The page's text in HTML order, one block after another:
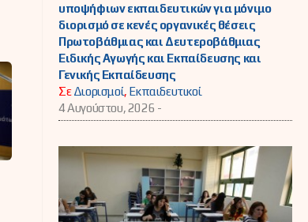
υποψήφιων εκπαιδευτικών για μόνιμο
διορισμό σε κενές οργανικές θέσεις
Πρωτοβάθμιας και Δευτεροβάθμιας
Ειδικής Αγωγής και Εκπαίδευσης και
Γενικής Εκπαίδευσης
ΣεΔιορισμοί, Εκπαιδευτικοί
4 Αυγούστου, 2026 -